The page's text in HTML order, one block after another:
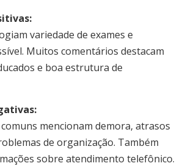
variedade de exames e
Muitos comentários destacam
e boa estrutura de
mencionam demora, atrasos
de organização. Também
sobre atendimento telefônico.